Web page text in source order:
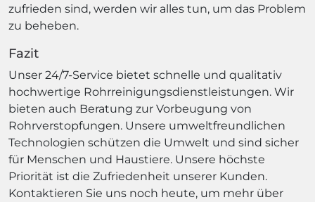
zufrieden sind, werden wir alles tun, um das Problem
zu beheben.
Fazit
Unser 24/7-Service bietet schnelle und qualitativ
hochwertige Rohrreinigungsdienstleistungen. Wir
bieten auch Beratung zur Vorbeugung von
Rohrverstopfungen. Unsere umweltfreundlichen
Technologien schützen die Umwelt und sind sicher
für Menschen und Haustiere. Unsere höchste
Priorität ist die Zufriedenheit unserer Kunden.
Kontaktieren Sie uns noch heute, um mehr über